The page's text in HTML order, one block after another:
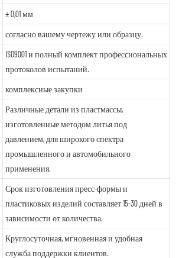
± 0,01 мм
согласно вашему чертежу или образцу.
ISO9001 и полный комплект профессиональных
протоколов испытаний.
комплексные закупки
Различные детали из пластмассы,
изготовленные методом литья под
давлением, для широкого спектра
промышленного и автомобильного
применения.
Срок изготовления пресс-формы и
пластиковых изделий составляет 15-30 дней в
зависимости от количества.
Круглосуточная, мгновенная и удобная
служба поддержки клиентов.